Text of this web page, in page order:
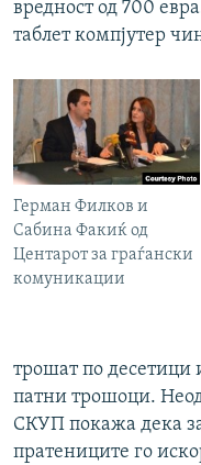
вредност од 700
таблет компјутер
Герман Филков и
Сабина Факиќ од
Центарот за граѓански
комуникации
трошат по десетици
патни трошоци.
СКУП покажа дека
пратениците го